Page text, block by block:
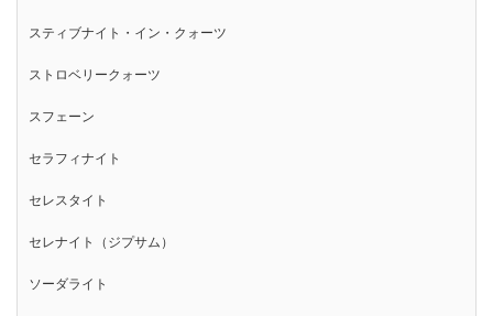
スティブナイト・イン・クォーツ
ストロベリークォーツ
スフェーン
セラフィナイト
セレスタイト
セレナイト（ジプサム）
ソーダライト